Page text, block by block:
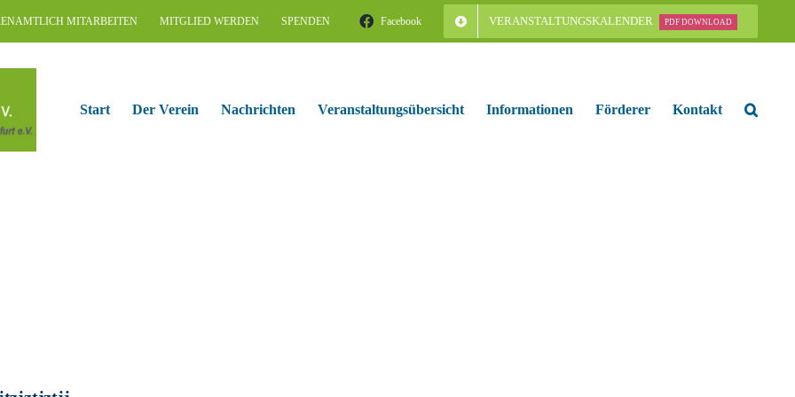
MITARBEITEN MITGLIED WERDEN SPENDEN Facebook VERANSTALTUNGSKALENDER PDF DOWNLOAD
Start Der Verein Nachrichten Veranstaltungsübersicht Informationen Förderer Kontakt